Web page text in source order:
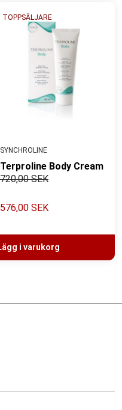
tillför fukt utan
Fokusera på milda
med oljor och
mjukhet
TOPPSÄLJARE
SYNCHROLINE
Terproline Body Cream
720,00 SEK
576,00 SEK
i varukorg